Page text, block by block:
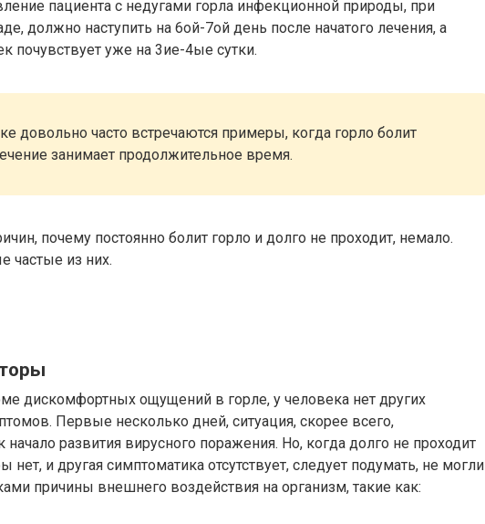
пациента с недугами горла инфекционной природы, при
должно наступить на 6ой-7ой день после начатого лечения, а
почувствует уже на 3ие-4ые сутки.
довольно часто встречаются примеры, когда горло болит
занимает продолжительное время.
почему постоянно болит горло и долго не проходит, немало.
частые из них.
дискомфортных ощущений в горле, у человека нет других
Первые несколько дней, ситуация, скорее всего,
начало развития вирусного поражения. Но, когда долго не проходит
нет, и другая симптоматика отсутствует, следует подумать, не могли
причины внешнего воздействия на организм, такие как: